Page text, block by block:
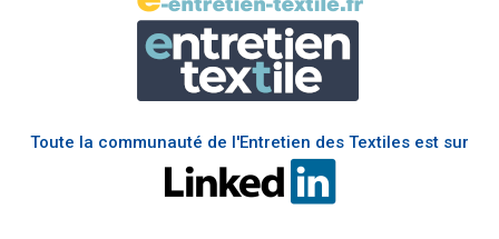
Toute la communauté de l'Entretien des Textiles est sur